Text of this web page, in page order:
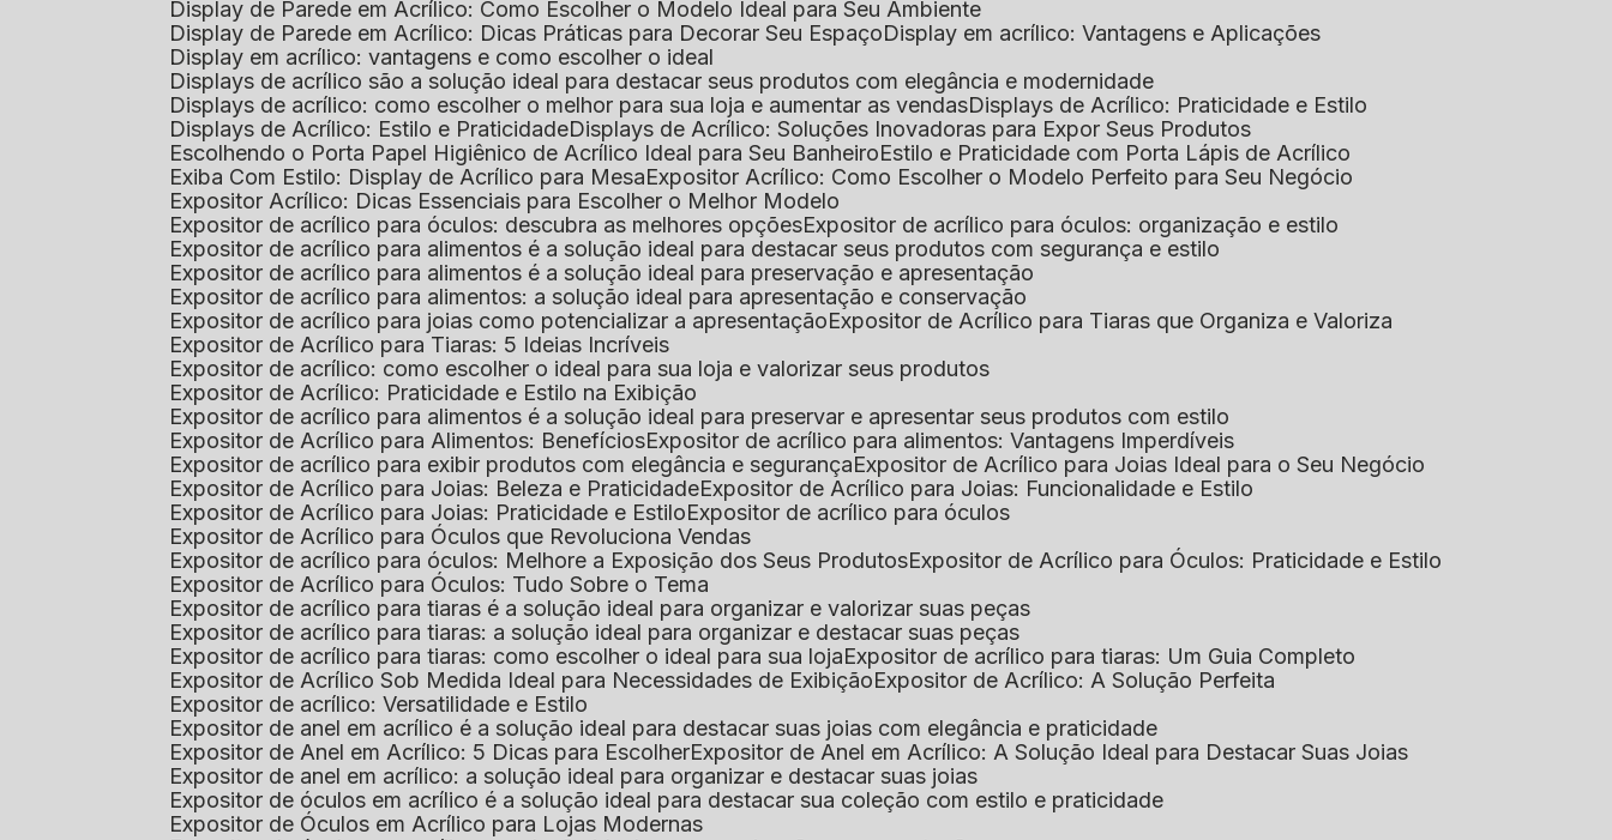
Display de Parede em Acrílico: Como Escolher o Modelo Ideal para Seu Ambiente
Display de Parede em Acrílico: Dicas Práticas para Decorar Seu Espaço
Display em acrílico: Vantagens e Aplicações
Display em acrílico: vantagens e como escolher o ideal
Displays de acrílico são a solução ideal para destacar seus produtos com elegância e modernidade
Displays de acrílico: como escolher o melhor para sua loja e aumentar as vendas
Displays de Acrílico: Praticidade e Estilo
Displays de Acrílico: Estilo e Praticidade
Displays de Acrílico: Soluções Inovadoras para Expor Seus Produtos
Escolhendo o Porta Papel Higiênico de Acrílico Ideal para Seu Banheiro
Estilo e Praticidade com Porta Lápis de Acrílico
Exiba Com Estilo: Display de Acrílico para Mesa Expositor Acrílico: Como Escolher o Modelo Perfeito para Seu Negócio
Expositor Acrílico: Dicas Essenciais para Escolher o Melhor Modelo
Expositor de acrílico para óculos: descubra as melhores opções Expositor de acrílico para óculos: organização e estilo
Expositor de acrílico para alimentos é a solução ideal para destacar seus produtos com segurança e estilo
Expositor de acrílico para alimentos é a solução ideal para preservação e apresentação
Expositor de acrílico para alimentos: a solução ideal para apresentação e conservação
Expositor de acrílico para joias como potencializar a apresentação Expositor de Acrílico para Tiaras que Organiza e Valoriza
Expositor de Acrílico para Tiaras: 5 Ideias Incríveis
Expositor de acrílico: como escolher o ideal para sua loja e valorizar seus produtos
Expositor de Acrílico: Praticidade e Estilo na Exibição
Expositor de acrílico para alimentos é a solução ideal para preservar e apresentar seus produtos com estilo
Expositor de Acrílico para Alimentos: Benefícios Expositor de acrílico para alimentos: Vantagens Imperdíveis
Expositor de acrílico para exibir produtos com elegância e segurança Expositor de Acrílico para Joias Ideal para o Seu Negócio
Expositor de Acrílico para Joias: Beleza e Praticidade Expositor de Acrílico para Joias: Funcionalidade e Estilo
Expositor de Acrílico para Joias: Praticidade e Estilo Expositor de acrílico para óculos
Expositor de Acrílico para Óculos que Revoluciona Vendas
Expositor de acrílico para óculos: Melhore a Exposição dos Seus Produtos Expositor de Acrílico para Óculos: Praticidade e Estilo
Expositor de Acrílico para Óculos: Tudo Sobre o Tema
Expositor de acrílico para tiaras é a solução ideal para organizar e valorizar suas peças
Expositor de acrílico para tiaras: a solução ideal para organizar e destacar suas peças
Expositor de acrílico para tiaras: como escolher o ideal para sua loja Expositor de acrílico para tiaras: Um Guia Completo
Expositor de Acrílico Sob Medida Ideal para Necessidades de Exibição Expositor de Acrílico: A Solução Perfeita
Expositor de acrílico: Versatilidade e Estilo
Expositor de anel em acrílico é a solução ideal para destacar suas joias com elegância e praticidade
Expositor de Anel em Acrílico: 5 Dicas para Escolher Expositor de Anel em Acrílico: A Solução Ideal para Destacar Suas Joias
Expositor de anel em acrílico: a solução ideal para organizar e destacar suas joias
Expositor de óculos em acrílico é a solução ideal para destacar sua coleção com estilo e praticidade
Expositor de Óculos em Acrílico para Lojas Modernas